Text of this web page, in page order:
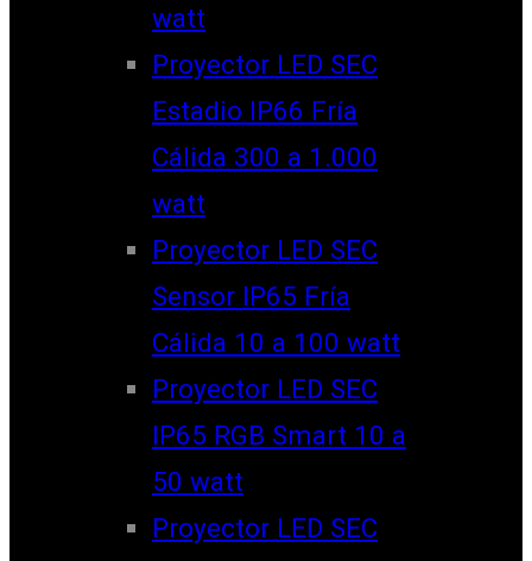
watt
Proyector LED SEC
Estadio IP66 Fría
Cálida 300 a 1.000
watt
Proyector LED SEC
Sensor IP65 Fría
Cálida 10 a 100 watt
Proyector LED SEC
IP65 RGB Smart 10 a
50 watt
Proyector LED SEC